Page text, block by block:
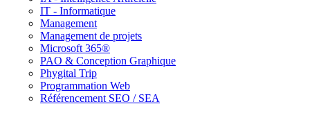
IT - Informatique
Management
Management de projets
Microsoft 365®
PAO & Conception Graphique
Phygital Trip
Programmation Web
Référencement SEO / SEA